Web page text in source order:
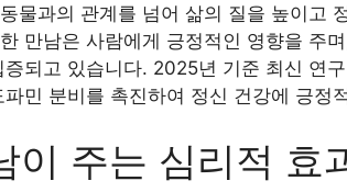
물과의 관계를 넘어 삶의 질을 높이고
만남은 사람에게 긍정적인 영향을 주
되고 있습니다. 2025년 기준 최신 연
민 분비를 촉진하여 정신 건강에 긍정
이 주는 심리적 효